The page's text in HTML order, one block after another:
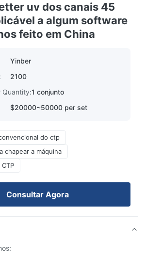
uv dos canais 45
a algum software
feito em China
Yinber
2100
Quantity:1 conjunto
$20000~50000 per set
do ctp
chapear a máquina
Consultar Agora